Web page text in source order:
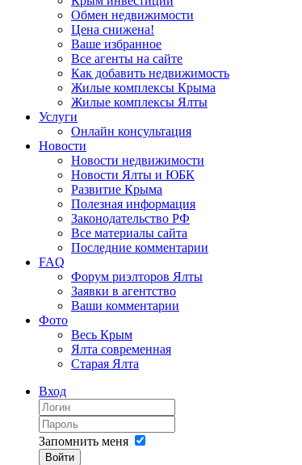
Обмен недвижимости
Цена снижена!
Ваше избранное
Все агенты на сайте
Как добавить недвижимость
Жилые комплексы Крыма
Жилые комплексы Ялты
Услуги
Онлайн консультация
Новости
Новости недвижимости
Новости Ялты и ЮБК
Развитие Крыма
Полезная информация
Законодательство РФ
Все материалы сайта
Последние комментарии
FAQ
Форум риэлторов Ялты
Заявки в агентство
Ваши комментарии
Фото
Весь Крым
Ялта современная
Старая Ялта
Вход
Запомнить меня
Войти